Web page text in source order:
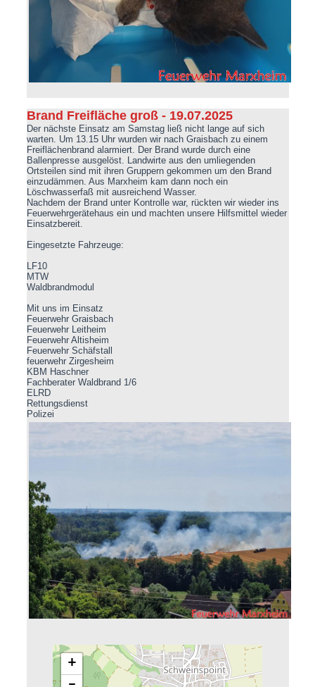
Brand Freifläche groß - 19.07.2025
Der nächste Einsatz am Samstag ließ nicht lange auf sich
warten. Um 13.15 Uhr wurden wir nach Graisbach zu einem
Freiflächenbrand alarmiert. Der Brand wurde durch eine
Ballenpresse ausgelöst. Landwirte aus den umliegenden
Ortsteilen sind mit ihren Gruppern gekommen um den Brand
einzudämmen. Aus Marxheim kam dann noch ein
Löschwasserfaß mit ausreichend Wasser.
Nachdem der Brand unter Kontrolle war, rückten wir wieder ins
Feuerwehrgerätehaus ein und machten unsere Hilfsmittel wieder
Einsatzbereit.
Eingesetzte Fahrzeuge:
LF10
MTW
Waldbrandmodul
Mit uns im Einsatz
Feuerwehr Graisbach
Feuerwehr Leitheim
Feuerwehr Altisheim
Feuerwehr Schäfstall
feuerwehr Zirgesheim
KBM Haschner
Fachberater Waldbrand 1/6
ELRD
Rettungsdienst
Polizei
+